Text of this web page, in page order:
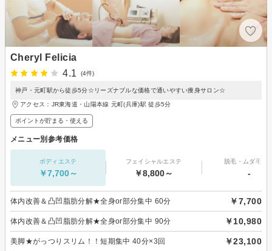
Cheryl Felicia
4.1
(4件)
神戸・元町駅から徒歩5分☆リーズナブルな価格で通いやすい痩身サロン☆
アクセス：JR東海道・山陽本線 元町(兵庫)駅 徒歩5分
ポイントが貯まる・使える
メニュー別参考価格
ボディエステ
￥7,700～
フェイシャルエステ
￥8,800～
脱毛・ムダ毛処
-
体内改善＆凸凹脂肪分解★全身or部分集中 60分 ￥7,700
体内改善＆凸凹脂肪分解★全身or部分集中 90分 ￥10,980
美脚★がっつりスリム！！短期集中 40分×3回 ￥23,100